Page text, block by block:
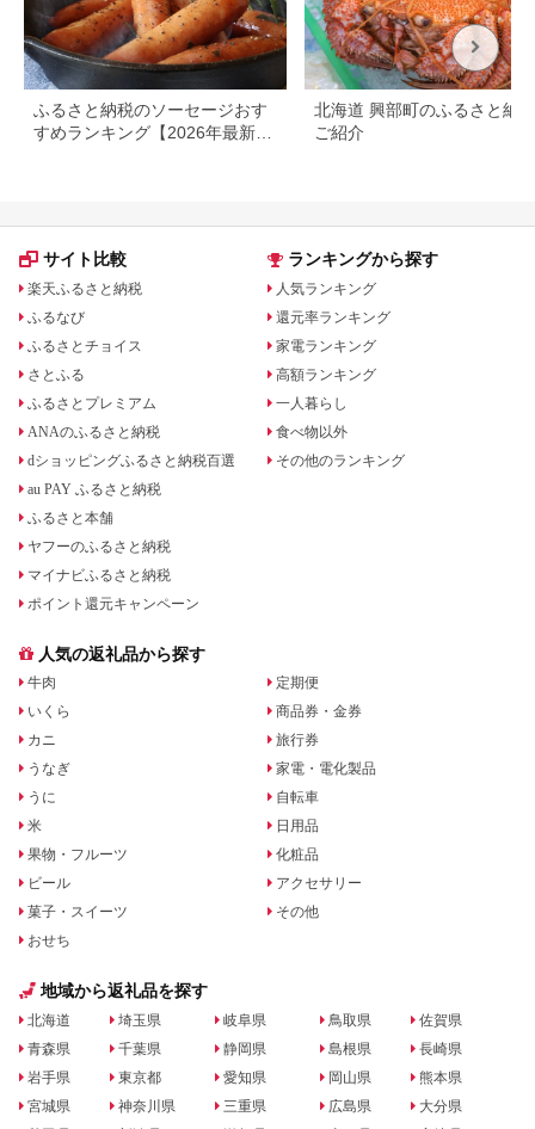
ふるさと納税のソーセージおす
すめランキング【2026年最新
北海道 興部町のふるさと納
ご紹介
サイト比較
楽天ふるさと納税
ふるなび
ふるさとチョイス
さとふる
ふるさとプレミアム
ANAのふるさと納税
dショッピングふるさと納税百選
au PAY ふるさと納税
ふるさと本舗
ヤフーのふるさと納税
マイナビふるさと納税
ポイント還元キャンペーン
ランキングから探す
人気ランキング
還元率ランキング
家電ランキング
高額ランキング
一人暮らし
食べ物以外
その他のランキング
人気の返礼品から探す
牛肉
いくら
カニ
うなぎ
うに
米
果物・フルーツ
ビール
菓子・スイーツ
おせち
定期便
商品券・金券
旅行券
家電・電化製品
自転車
日用品
化粧品
アクセサリー
その他
地域から返礼品を探す
北海道
青森県
岩手県
宮城県
埼玉県
千葉県
東京都
神奈川県
岐阜県
静岡県
愛知県
三重県
鳥取県
島根県
岡山県
広島県
佐賀県
長崎県
熊本県
大分県